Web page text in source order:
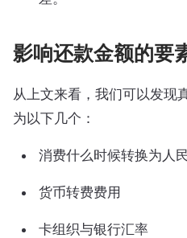
影响还款金额的要
从上文来看，我们可以发现
为以下几个：
消费什么时候转换为人
货币转费费用
卡组织与银行汇率